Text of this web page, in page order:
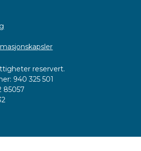
reservert.
940 325 501
85057